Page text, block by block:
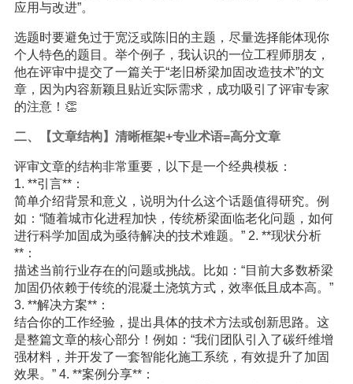
应用与改进”。
选题时要避免过于宽泛或陈旧的主题，尽量选择能体现你
个人特色的题目。举个例子，我认识的一位工程师朋友，
他在评审中提交了一篇关于“老旧桥梁加固改造技术”的文
章，因为内容新颖且贴近实际需求，成功吸引了评审专家
的注意！👏
二、【文章结构】清晰框架+专业术语=高分文章
评审文章的结构非常重要，以下是一个经典模板：
1. **引言**：
简单介绍背景和意义，说明为什么这个话题值得研究。例
如：“随着城市化进程加快，传统桥梁面临老化问题，如何
进行科学加固成为亟待解决的技术难题。” 2. **现状分析
**：
描述当前行业存在的问题或挑战。比如：“目前大多数桥梁
加固仍依赖于传统的混凝土浇筑方式，效率低且成本高。”
3. **解决方案**：
结合你的工作经验，提出具体的技术方法或创新思路。这
是整篇文章的核心部分！例如：“我们团队引入了碳纤维增
强材料，并开发了一套智能化施工系统，有效提升了加固
效果。” 4. **案例分享**：